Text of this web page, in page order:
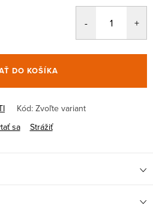
DO KOŠÍKA
Kód: Zvoľte variant
sa
Strážiť